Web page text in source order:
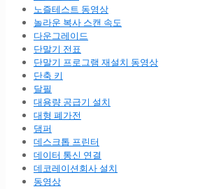
노즐테스트 동영상
놀라운 복사 스캔 속도
다운그레이드
단말기 전표
단말기 프로그램 재설치 동영상
단축 키
달필
대용량 공급기 설치
대형 폐가전
댐퍼
데스크톱 프린터
데이터 통신 연결
데코레이션회사 설치
동영상